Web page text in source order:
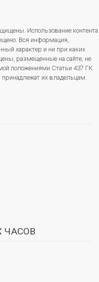
Использование контента
Вся информация,
характер и ни при каких
размещенные на сайте, не
положениями Статьи 437 ГК
их владельцам.
ЧАСОВ